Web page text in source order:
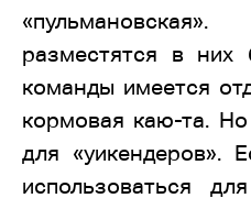
разместятся в
команды имеется
кормовая каю-та.
для «уикендеров».
использоваться